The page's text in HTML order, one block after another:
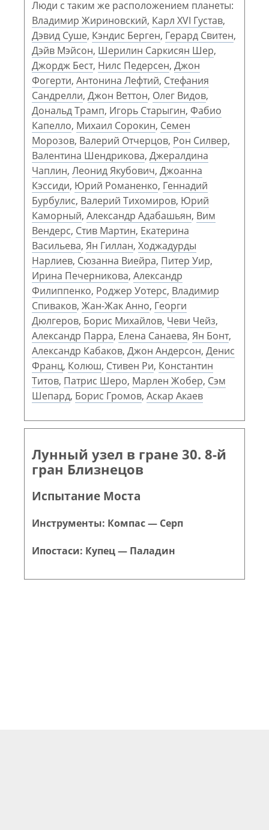
Люди с таким же расположением планеты:
Владимир Жириновский, Карл XVI Густав,
Дэвид Суше, Кэндис Берген, Герард Свитен,
Дэйв Мэйсон, Шерилин Саркисян Шер,
Джордж Бест, Нилс Педерсен, Джон
Фогерти, Антонина Лефтий, Стефания
Сандрелли, Джон Веттон, Олег Видов,
Дональд Трамп, Игорь Старыгин, Фабио
Капелло, Михаил Сорокин, Семен
Морозов, Валерий Отчерцов, Рон Силвер,
Валентина Шендрикова, Джералдина
Чаплин, Леонид Якубович, Джоанна
Кэссиди, Юрий Романенко, Геннадий
Бурбулис, Валерий Тихомиров, Юрий
Каморный, Александр Адабашьян, Вим
Вендерс, Стив Мартин, Екатерина
Васильева, Ян Гиллан, Ходжадурды
Нарлиев, Сюзанна Виейра, Питер Уир,
Ирина Печерникова, Александр
Филиппенко, Роджер Уотерс, Владимир
Спиваков, Жан-Жак Анно, Георги
Дюлгеров, Борис Михайлов, Чеви Чейз,
Александр Парра, Елена Санаева, Ян Бонт,
Александр Кабаков, Джон Андерсон, Денис
Франц, Колюш, Стивен Ри, Константин
Титов, Патрис Шеро, Марлен Жобер, Сэм
Шепард, Борис Громов, Аскар Акаев
Лунный узел в гране 30. 8-й
гран Близнецов
Испытание Моста
Инструменты: Компас — Серп
Ипостаси: Купец — Паладин